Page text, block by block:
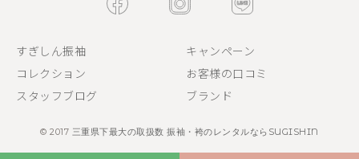
すぎしん振袖
キャンペーン
コレクション
お客様の口コミ
スタッフブログ
ブランド
© 2017 三重県下最大の取扱数 振袖・袴のレンタルならSUGISHIN